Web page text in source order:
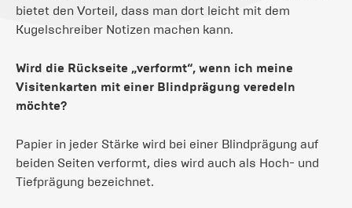
bietet den Vorteil, dass man dort leicht mit dem
Kugelschreiber Notizen machen kann.
Wird die Rückseite „verformt“, wenn ich meine
Visitenkarten mit einer Blindprägung veredeln
möchte?
Papier in jeder Stärke wird bei einer Blindprägung auf
beiden Seiten verformt, dies wird auch als Hoch- und
Tiefprägung bezeichnet.